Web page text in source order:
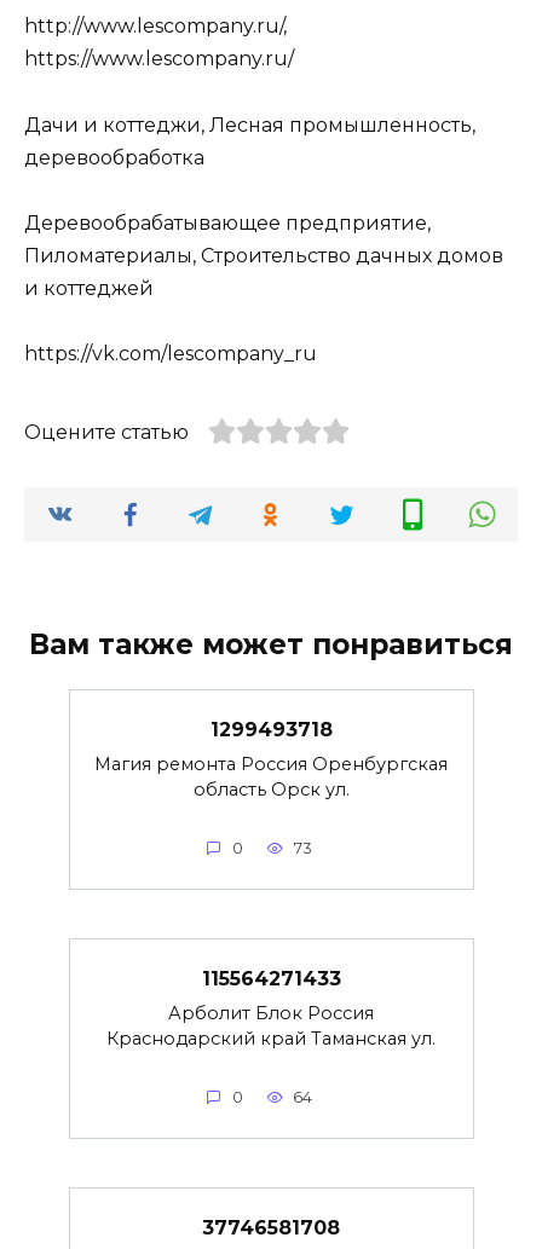
http://www.lescompany.ru/,
https://www.lescompany.ru/
Дачи и коттеджи, Лесная промышленность,
деревообработка
Деревообрабатывающее предприятие,
Пиломатериалы, Строительство дачных домов
и коттеджей
https://vk.com/lescompany_ru
Оцените статью
Вам также может понравиться
1299493718
Магия ремонта Россия Оренбургская
область Орск ул.
0 73
115564271433
Арболит Блок Россия
Краснодарский край Таманская ул.
0 64
37746581708